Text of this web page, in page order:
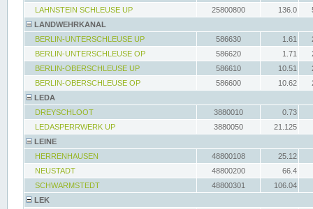
LAHNSTEIN SCHLEUSE UP
25800800 136.0
LANDWEHRKANAL
BERLIN-UNTERSCHLEUSE UP
586630 1.61
BERLIN-UNTERSCHLEUSE OP
586620 1.71
BERLIN-OBERSCHLEUSE UP
586610 10.51
BERLIN-OBERSCHLEUSE OP
586600 10.62
LEDA
DREYSCHLOOT
3880010
0.73
LEDASPERRWERK UP
3880050
21.125
LEINE
HERRENHAUSEN
48800108
25.12
NEUSTADT
48800200
66.4
SCHWARMSTEDT
48800301
106.04
LEK